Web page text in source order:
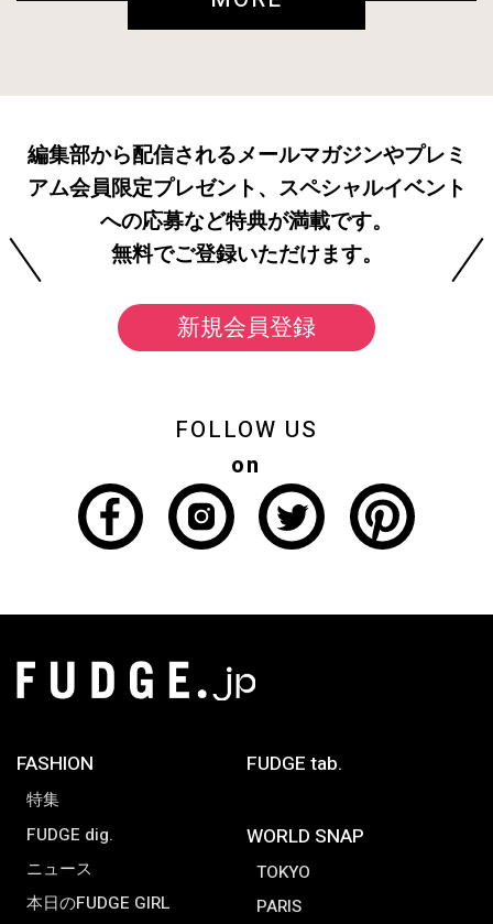
編集部から配信されるメールマガジンやプレミ
アム会員限定プレゼント、スペシャルイベント
への応募など特典が満載です。
無料でご登録いただけます。
新規会員登録
FOLLOW US
on
FASHION
特集
FUDGE dig.
ニュース
本日のFUDGE GIRL
FUDGE tab.
WORLD SNAP
TOKYO
PARIS